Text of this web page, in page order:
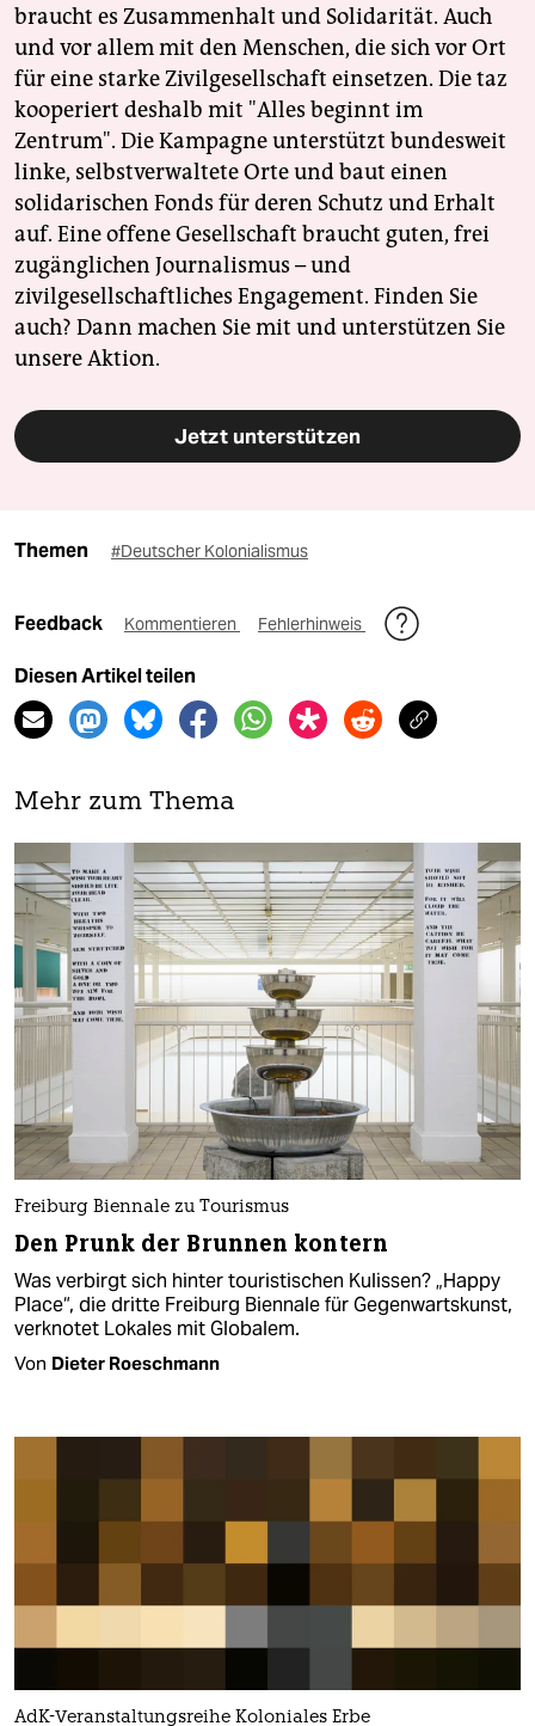
braucht es Zusammenhalt und Solidarität. Auch
und vor allem mit den Menschen, die sich vor Ort
für eine starke Zivilgesellschaft einsetzen. Die taz
kooperiert deshalb mit "Alles beginnt im
Zentrum". Die Kampagne unterstützt bundesweit
linke, selbstverwaltete Orte und baut einen
solidarischen Fonds für deren Schutz und Erhalt
auf. Eine offene Gesellschaft braucht guten, frei
zugänglichen Journalismus – und
zivilgesellschaftliches Engagement. Finden Sie
auch? Dann machen Sie mit und unterstützen Sie
unsere Aktion.
Jetzt unterstützen
Themen #Deutscher Kolonialismus
Feedback Kommentieren Fehlerhinweis
Diesen Artikel teilen
Mehr zum Thema
Freiburg Biennale zu Tourismus
Den Prunk der Brunnen kontern
Was verbirgt sich hinter touristischen Kulissen? „Happy
Place“, die dritte Freiburg Biennale für Gegenwartskunst,
verknotet Lokales mit Globalem.
Von Dieter Roeschmann
AdK-Veranstaltungsreihe Koloniales Erbe